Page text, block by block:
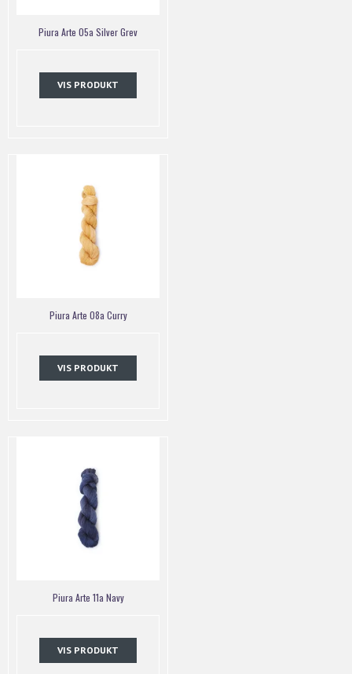
Piura Arte 05a Silver Grev
VIS PRODUKT
Piura Arte 08a Curry
VIS PRODUKT
Piura Arte 11a Navy
VIS PRODUKT